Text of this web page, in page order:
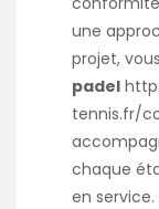
une
projet,
padel
tennis.fr/
chaque
en service.